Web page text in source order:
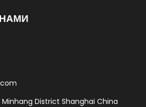
Minhang District Shanghai China